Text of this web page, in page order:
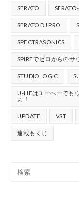
SERATO
SERATO DJ PRO
SPECTRASONICS
SPIREでゼロからのサ
STUDIOLOGIC
U-HEはユーヘーでも
よ！
UPDATE VST
連載もくじ